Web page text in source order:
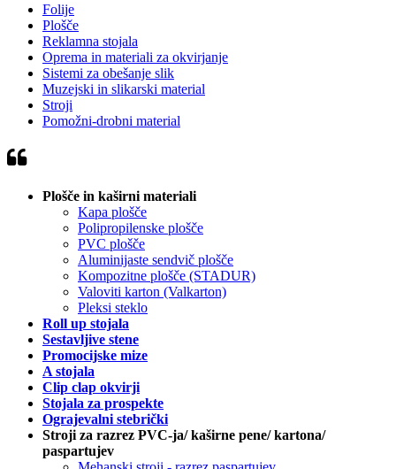
Folije
Plošče
Reklamna stojala
Oprema in materiali za okvirjanje
Sistemi za obešanje slik
Muzejski in slikarski material
Stroji
Pomožni-drobni material
Plošče in kaširni materiali
Kapa plošče
Polipropilenske plošče
PVC plošče
Aluminijaste sendvič plošče
Kompozitne plošče (STADUR)
Valoviti karton (Valkarton)
Pleksi steklo
Roll up stojala
Sestavljive stene
Promocijske mize
A stojala
Clip clap okvirji
Stojala za prospekte
Ograjevalni stebrički
Stroji za razrez PVC-ja/ kaširne pene/ kartona/
paspartujev